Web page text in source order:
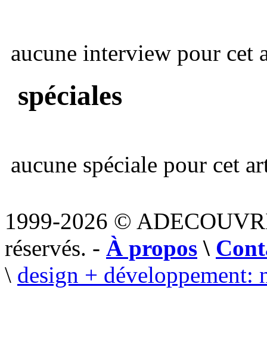
aucune interview pour cet
spéciales
aucune spéciale pour cet
1999-2026 ©
réservés. - À propos \
\ design + développement: